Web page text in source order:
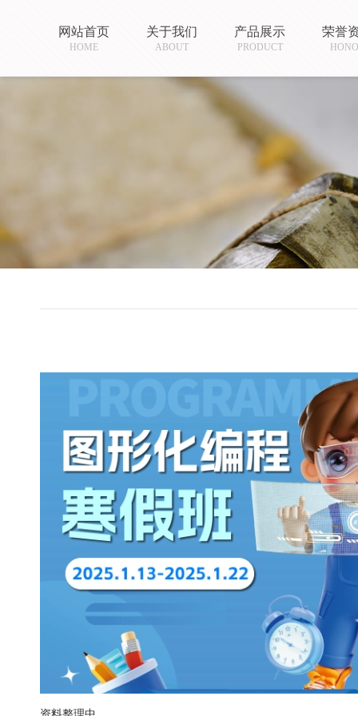
网站首页
HOME
关于我们
ABOUT
产品展示
PRODUCT
荣誉